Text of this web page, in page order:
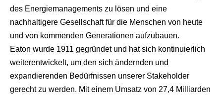
des Energiemanagements zu lösen und eine
nachhaltigere Gesellschaft für die Menschen von heute
und von kommenden Generationen aufzubauen.
Eaton wurde 1911 gegründet und hat sich kontinuierlich
weiterentwickelt, um den sich ändernden und
expandierenden Bedürfnissen unserer Stakeholder
gerecht zu werden. Mit einem Umsatz von 27,4 Milliarden